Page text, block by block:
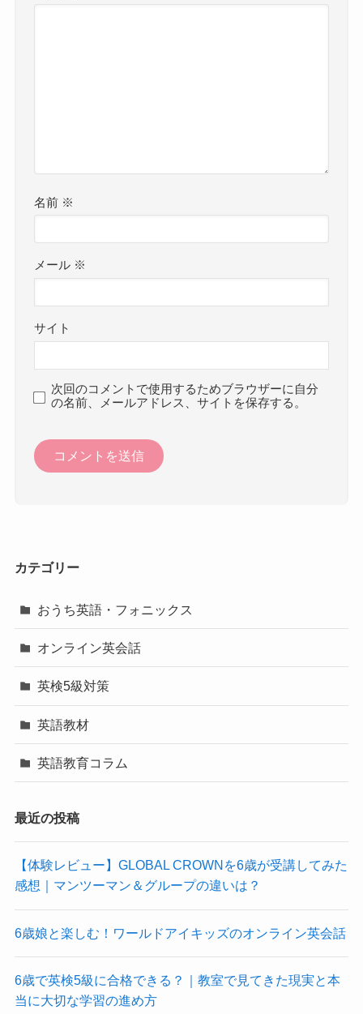
名前 ※
メール ※
サイト
次回のコメントで使用するためブラウザーに自分
の名前、メールアドレス、サイトを保存する。
カテゴリー
おうち英語・フォニックス
オンライン英会話
英検5級対策
英語教材
英語教育コラム
最近の投稿
【体験レビュー】GLOBAL CROWNを6歳が受講してみた
感想｜マンツーマン＆グループの違いは？
6歳娘と楽しむ！ワールドアイキッズのオンライン英会話
6歳で英検5級に合格できる？｜教室で見てきた現実と本
当に大切な学習の進め方